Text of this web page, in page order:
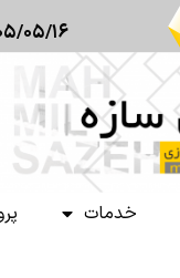
۱۴۰۵/۰۵/۱۶
خدمات